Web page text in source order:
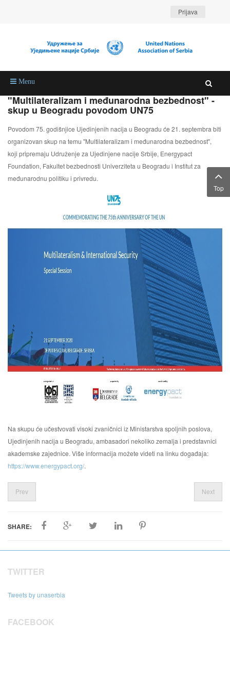
Prijava
Menu
"Multilateralizam i međunarodna bezbednost" -
skup u Beogradu povodom UN75
Povodom 75. godišnjice Ujedinjenih nacija u Beogradu će 21. septembra biti
organizovan skup na temu "Multilateralizam i međunarodna bezbednost",
koji pripremaju Udruženje za Ujedinjene nacije Srbije, Energypact
Foundation, Fakultet bezbednosti Univerziteta u Beogradu i Institut za
međunarodnu politiku i privredu.
Na skupu će učestvovati visoki zvaničnici iz Ministarstva spoljnih poslova,
Ujedinjenih nacija u Beogradu, ambasadori nekoliko zemalja i predstavnici
akademske zajednice. Više informacija možete videti na linku događaja:
https://www.energypact.org/.
Prev Next
SHARE:
TWITTER
Tweets by unaserbia
FACEBOOK
Top